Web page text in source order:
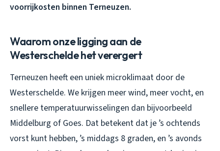
voorrijkosten binnen Terneuzen.
Waarom onze ligging aan de
Westerschelde het verergert
Terneuzen heeft een uniek microklimaat door de
Westerschelde. We krijgen meer wind, meer vocht, en
snellere temperatuurwisselingen dan bijvoorbeeld
Middelburg of Goes. Dat betekent dat je ’s ochtends
vorst kunt hebben, ’s middags 8 graden, en ’s avonds